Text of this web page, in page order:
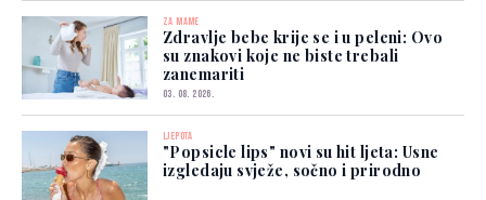
ZA MAME
Zdravlje bebe krije se i u peleni: Ovo
su znakovi koje ne biste trebali
zanemariti
03. 08. 2026.
LJEPOTA
"Popsicle lips" novi su hit ljeta: Usne
izgledaju svježe, sočno i prirodno